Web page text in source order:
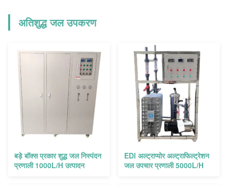
अतिशुद्ध जल उपकरण
बड़े बॉक्स प्रकार शुद्ध जल निस्पंदन
प्रणाली 1000L/H उत्पादन
EDl अल्ट्राप्योर अल्ट्राफिल्ट्रेशन
जल उपचार प्रणाली 5000L/H